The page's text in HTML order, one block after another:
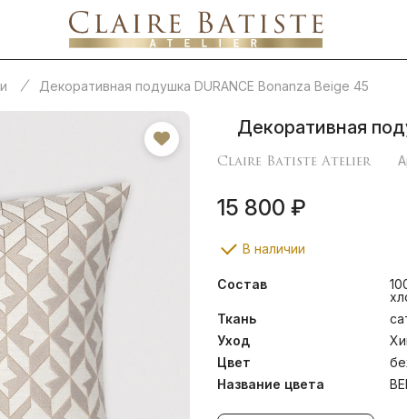
Декоративная подушка DURANCE Bonanza Beige 45
Декоративная
Claire Batiste Atelier
15 800 ₽
В наличии
Состав
Ткань
Уход
Цвет
Название цвета